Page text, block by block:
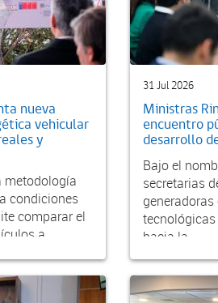
nueva
vehicular
y
metodología
condiciones
comparar el
a
31 Jul 2026
Ministras
encuentro
desarrollo
Bajo el
secretarias
hacia la...